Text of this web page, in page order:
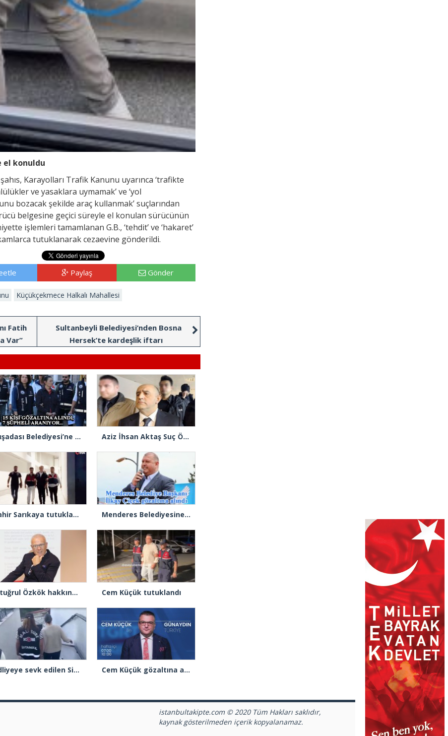
konuldu
Karayolları Trafik Kanunu uyarınca ‘trafikte
ve yasaklara uymamak’ ve ‘yol
bozacak şekilde araç kullanmak’ suçlarından
belgesine geçici süreyle el konulan sürücünün
işlemleri tamamlanan G.B., ‘tehdit’ ve ‘hakaret’
tutuklanarak cezaevine gönderildi.
Paylaş Gönder
Küçükçekmece Halkalı Mahallesi
Fatih
Var”
Sultanbeyli Belediyesi’nden Bosna
Hersek’te kardeşlik iftarı
Kuşadası Belediyesi’ne yeni operasyon: 15 gözaltı, 7 şüpheli aranıyor Aziz İhsan Aktaş Suç Örgütü davasında 2 sanık tahliye edildi
Tahir Sarıkaya tutuklandı Menderes Belediyesine operasyon: Başkan Çiçek ve 13 kişi gözaltında
Ertuğrul Özkök hakkında re’sen soruşturma başlatıldı Cem Küçük tutuklandı
Adliyeye sevk edilen Sinem Dedetaş’ın ifadesine başlandı Cem Küçük gözaltına alındı
istanbultakipte.com © 2020 Tüm Hakları saklıdır,
kaynak gösterilmeden içerik kopyalanamaz.